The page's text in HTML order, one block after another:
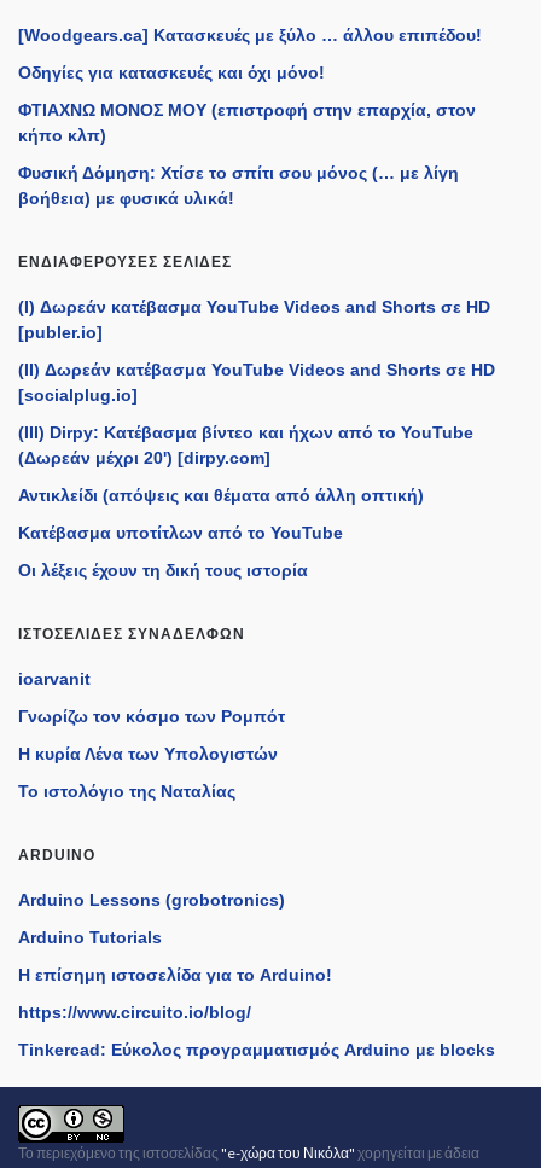
[Woodgears.ca] Κατασκευές με ξύλο … άλλου επιπέδου!
Οδηγίες για κατασκευές και όχι μόνο!
ΦΤΙΑΧΝΩ ΜΟΝΟΣ ΜΟΥ (επιστροφή στην επαρχία, στον
κήπο κλπ)
Φυσική Δόμηση: Χτίσε το σπίτι σου μόνος (… με λίγη
βοήθεια) με φυσικά υλικά!
ΕΝΔΙΑΦΈΡΟΥΣΕΣ ΣΕΛΊΔΕΣ
(I) Δωρεάν κατέβασμα YouTube Videos and Shorts σε HD
[publer.io]
(II) Δωρεάν κατέβασμα YouTube Videos and Shorts σε HD
[socialplug.io]
(III) Dirpy: Κατέβασμα βίντεο και ήχων από το YouTube
(Δωρεάν μέχρι 20') [dirpy.com]
Αντικλείδι (απόψεις και θέματα από άλλη οπτική)
Κατέβασμα υποτίτλων από το YouTube
Οι λέξεις έχουν τη δική τους ιστορία
ΙΣΤΟΣΕΛΊΔΕΣ ΣΥΝΑΔΈΛΦΩΝ
ioarvanit
Γνωρίζω τον κόσμο των Ρομπότ
Η κυρία Λένα των Υπολογιστών
Το ιστολόγιο της Ναταλίας
ARDUINO
Arduino Lessons (grobotronics)
Arduino Tutorials
H επίσημη ιστοσελίδα για το Arduino!
https://www.circuito.io/blog/
Tinkercad: Εύκολος προγραμματισμός Arduino με blocks
Το περιεχόμενο της ιστοσελίδας "e-χώρα του Νικόλα" χορηγείται με άδεια